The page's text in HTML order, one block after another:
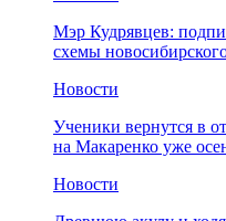
Мэр Кудрявцев:
схемы
Новости
Ученики вернутся в
на Макаренко уже
Новости